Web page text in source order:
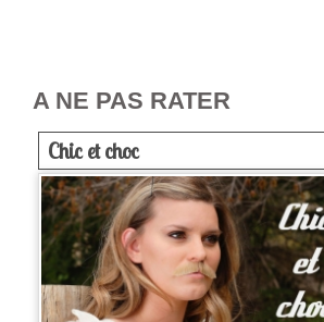
A NE PAS RATER
Chic et choc